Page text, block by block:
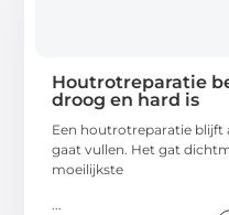
Houtrotreparatie
droog en hard is
Een houtrotreparatie blijft
gaat vullen. Het gat
moeilijkste
...